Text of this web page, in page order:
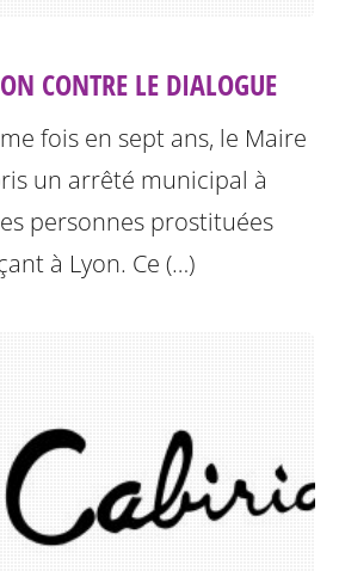
CONTRE LE DIALOGUE
fois en sept ans, le Maire
un arrêté municipal à
personnes prostituées
à Lyon. Ce (…)